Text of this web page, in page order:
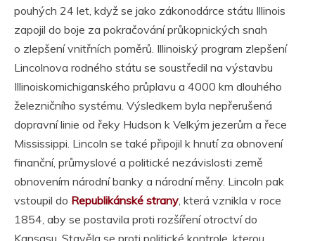
pouhých 24 let, když se jako zákonodárce státu Illinois
zapojil do boje za pokračování průkopnických snah
o zlepšení vnitřních poměrů. Illinoiský program zlepšení
Lincolnova rodného státu se soustředil na výstavbu
Illinoiskomichiganského průplavu a 4000 km dlouhého
železničního systému. Výsledkem byla nepřerušená
dopravní linie od řeky Hudson k Velkým jezerům a řece
Mississippi. Lincoln se také připojil k hnutí za obnovení
finanční, průmyslové a politické nezávislosti země
obnovením národní banky a národní měny. Lincoln pak
vstoupil do Republikánské strany, která vznikla v roce
1854, aby se postavila proti rozšíření otroctví do